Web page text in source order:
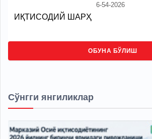
6-54-2026
ИҚТИСОДИЙ ШАРҲ
ОБУНА БЎЛИШ
Сўнгги янгиликлар